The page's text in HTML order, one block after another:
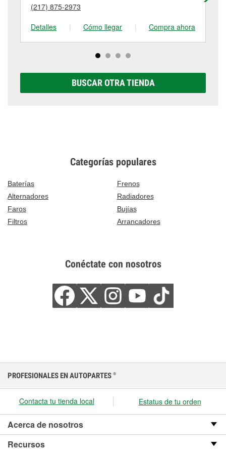
tienda #1354 para obtener más información.
(217) 875-2973
Detalles
| Cómo llegar | Compra ahora
BUSCAR OTRA TIENDA
Categorías populares
Baterías
Frenos
Alternadores
Radiadores
Faros
Bujías
Filtros
Arrancadores
Conéctate con nosotros
PROFESIONALES EN AUTOPARTES ®
Contacta tu tienda local Estatus de tu orden
Acerca de nosotros
Recursos